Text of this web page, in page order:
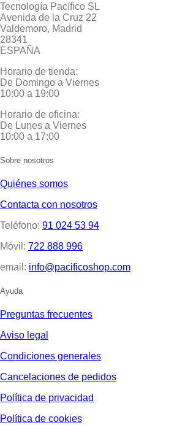
Tecnología Pacífico SL
Avenida de la Cruz 22
Valdemoro, Madrid
28341
ESPAÑA
Horario de tienda:
De Domingo a Viernes
10:00 a 19:00
Horario de oficina:
De Lunes a Viernes
10:00 a 17:00
Sobre nosotros
Quiénes somos
Contacta con nosotros
Teléfono: 91 024 53 94
Móvil: 722 888 996
email: info@pacificoshop.com
Ayuda
Preguntas frecuentes
Aviso legal
Condiciones generales
Cancelaciones de pedidos
Política de privacidad
Política de cookies